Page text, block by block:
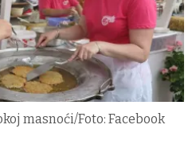
masnoći/Foto: Facebook